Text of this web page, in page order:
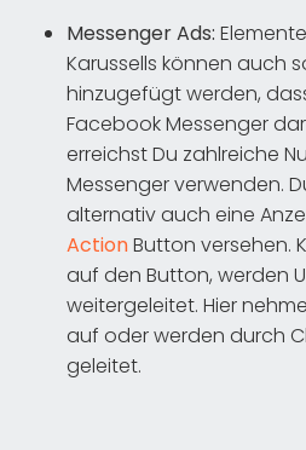
Messenger Ads:
Karussells können auch
hinzugefügt werden,
Facebook Messenger
erreichst Du zahlreiche
Messenger verwenden.
alternativ auch eine
ActionButton versehen.
auf den Button, werden
weitergeleitet. Hier
auf oder werden durch
geleitet.